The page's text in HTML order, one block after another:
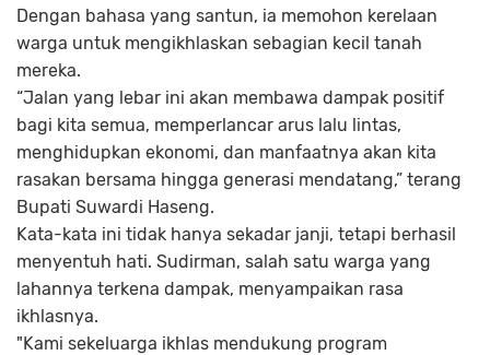
Dengan bahasa yang santun, ia memohon kerelaan
warga untuk mengikhlaskan sebagian kecil tanah
mereka.
“Jalan yang lebar ini akan membawa dampak positif
bagi kita semua, memperlancar arus lalu lintas,
menghidupkan ekonomi, dan manfaatnya akan kita
rasakan bersama hingga generasi mendatang,” terang
Bupati Suwardi Haseng.
Kata-kata ini tidak hanya sekadar janji, tetapi berhasil
menyentuh hati. Sudirman, salah satu warga yang
lahannya terkena dampak, menyampaikan rasa
ikhlasnya.
"Kami sekeluarga ikhlas mendukung program